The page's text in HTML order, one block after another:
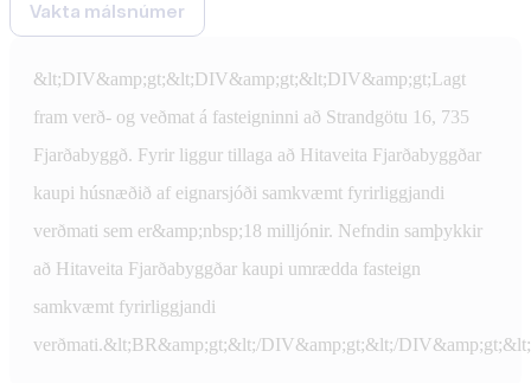
Vakta málsnúmer
&lt;DIV&amp;gt;&lt;DIV&amp;gt;&lt;DIV&amp;gt;Lagt
fram verð- og veðmat á fasteigninni að Strandgötu 16, 735
Fjarðabyggð. Fyrir liggur tillaga að Hitaveita Fjarðabyggðar
kaupi húsnæðið af eignarsjóði samkvæmt fyrirliggjandi
verðmati sem er&amp;nbsp;18 milljónir. Nefndin samþykkir
að Hitaveita Fjarðabyggðar kaupi umrædda fasteign
samkvæmt fyrirliggjandi
verðmati.&lt;BR&amp;gt;&lt;/DIV&amp;gt;&lt;/